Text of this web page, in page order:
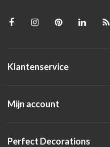
Klantenservice
Mijn account
Perfect Decorations